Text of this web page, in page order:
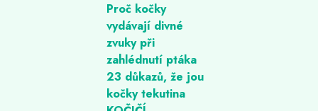
Proč kočky
vydávají divné
zvuky při
zahlédnutí ptáka
23 důkazů, že jou
kočky tekutina